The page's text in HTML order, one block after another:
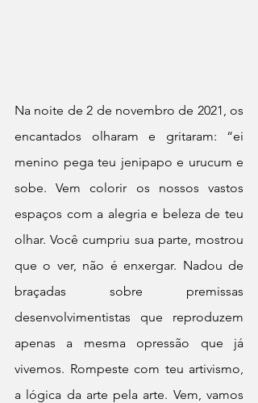
Na noite de 2 de novembro de 2021, os
encantados olharam e gritaram: “ei
menino pega teu jenipapo e urucum e
sobe. Vem colorir os nossos vastos
espaços com a alegria e beleza de teu
olhar. Você cumpriu sua parte, mostrou
que o ver, não é enxergar. Nadou de
braçadas sobre premissas
desenvolvimentistas que reproduzem
apenas a mesma opressão que já
vivemos. Rompeste com teu artivismo,
a lógica da arte pela arte. Vem, vamos